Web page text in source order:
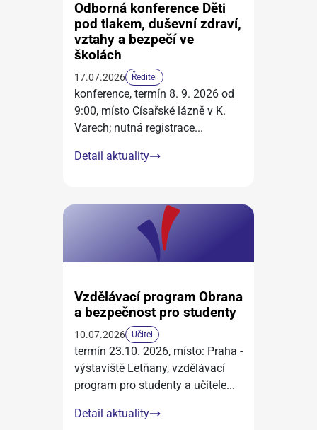
Odborná konference Děti
pod tlakem, duševní zdraví,
vztahy a bezpečí ve
školách
17.07.2026 Ředitel
konference, termín 8. 9. 2026 od
9:00, místo Císařské lázně v K.
Varech; nutná registrace...
Detail aktuality
Vzdělávací program Obrana
a bezpečnost pro studenty
10.07.2026 Učitel
termín 23.10. 2026, místo: Praha -
výstaviště Letňany, vzdělávací
program pro studenty a učitele...
Detail aktuality